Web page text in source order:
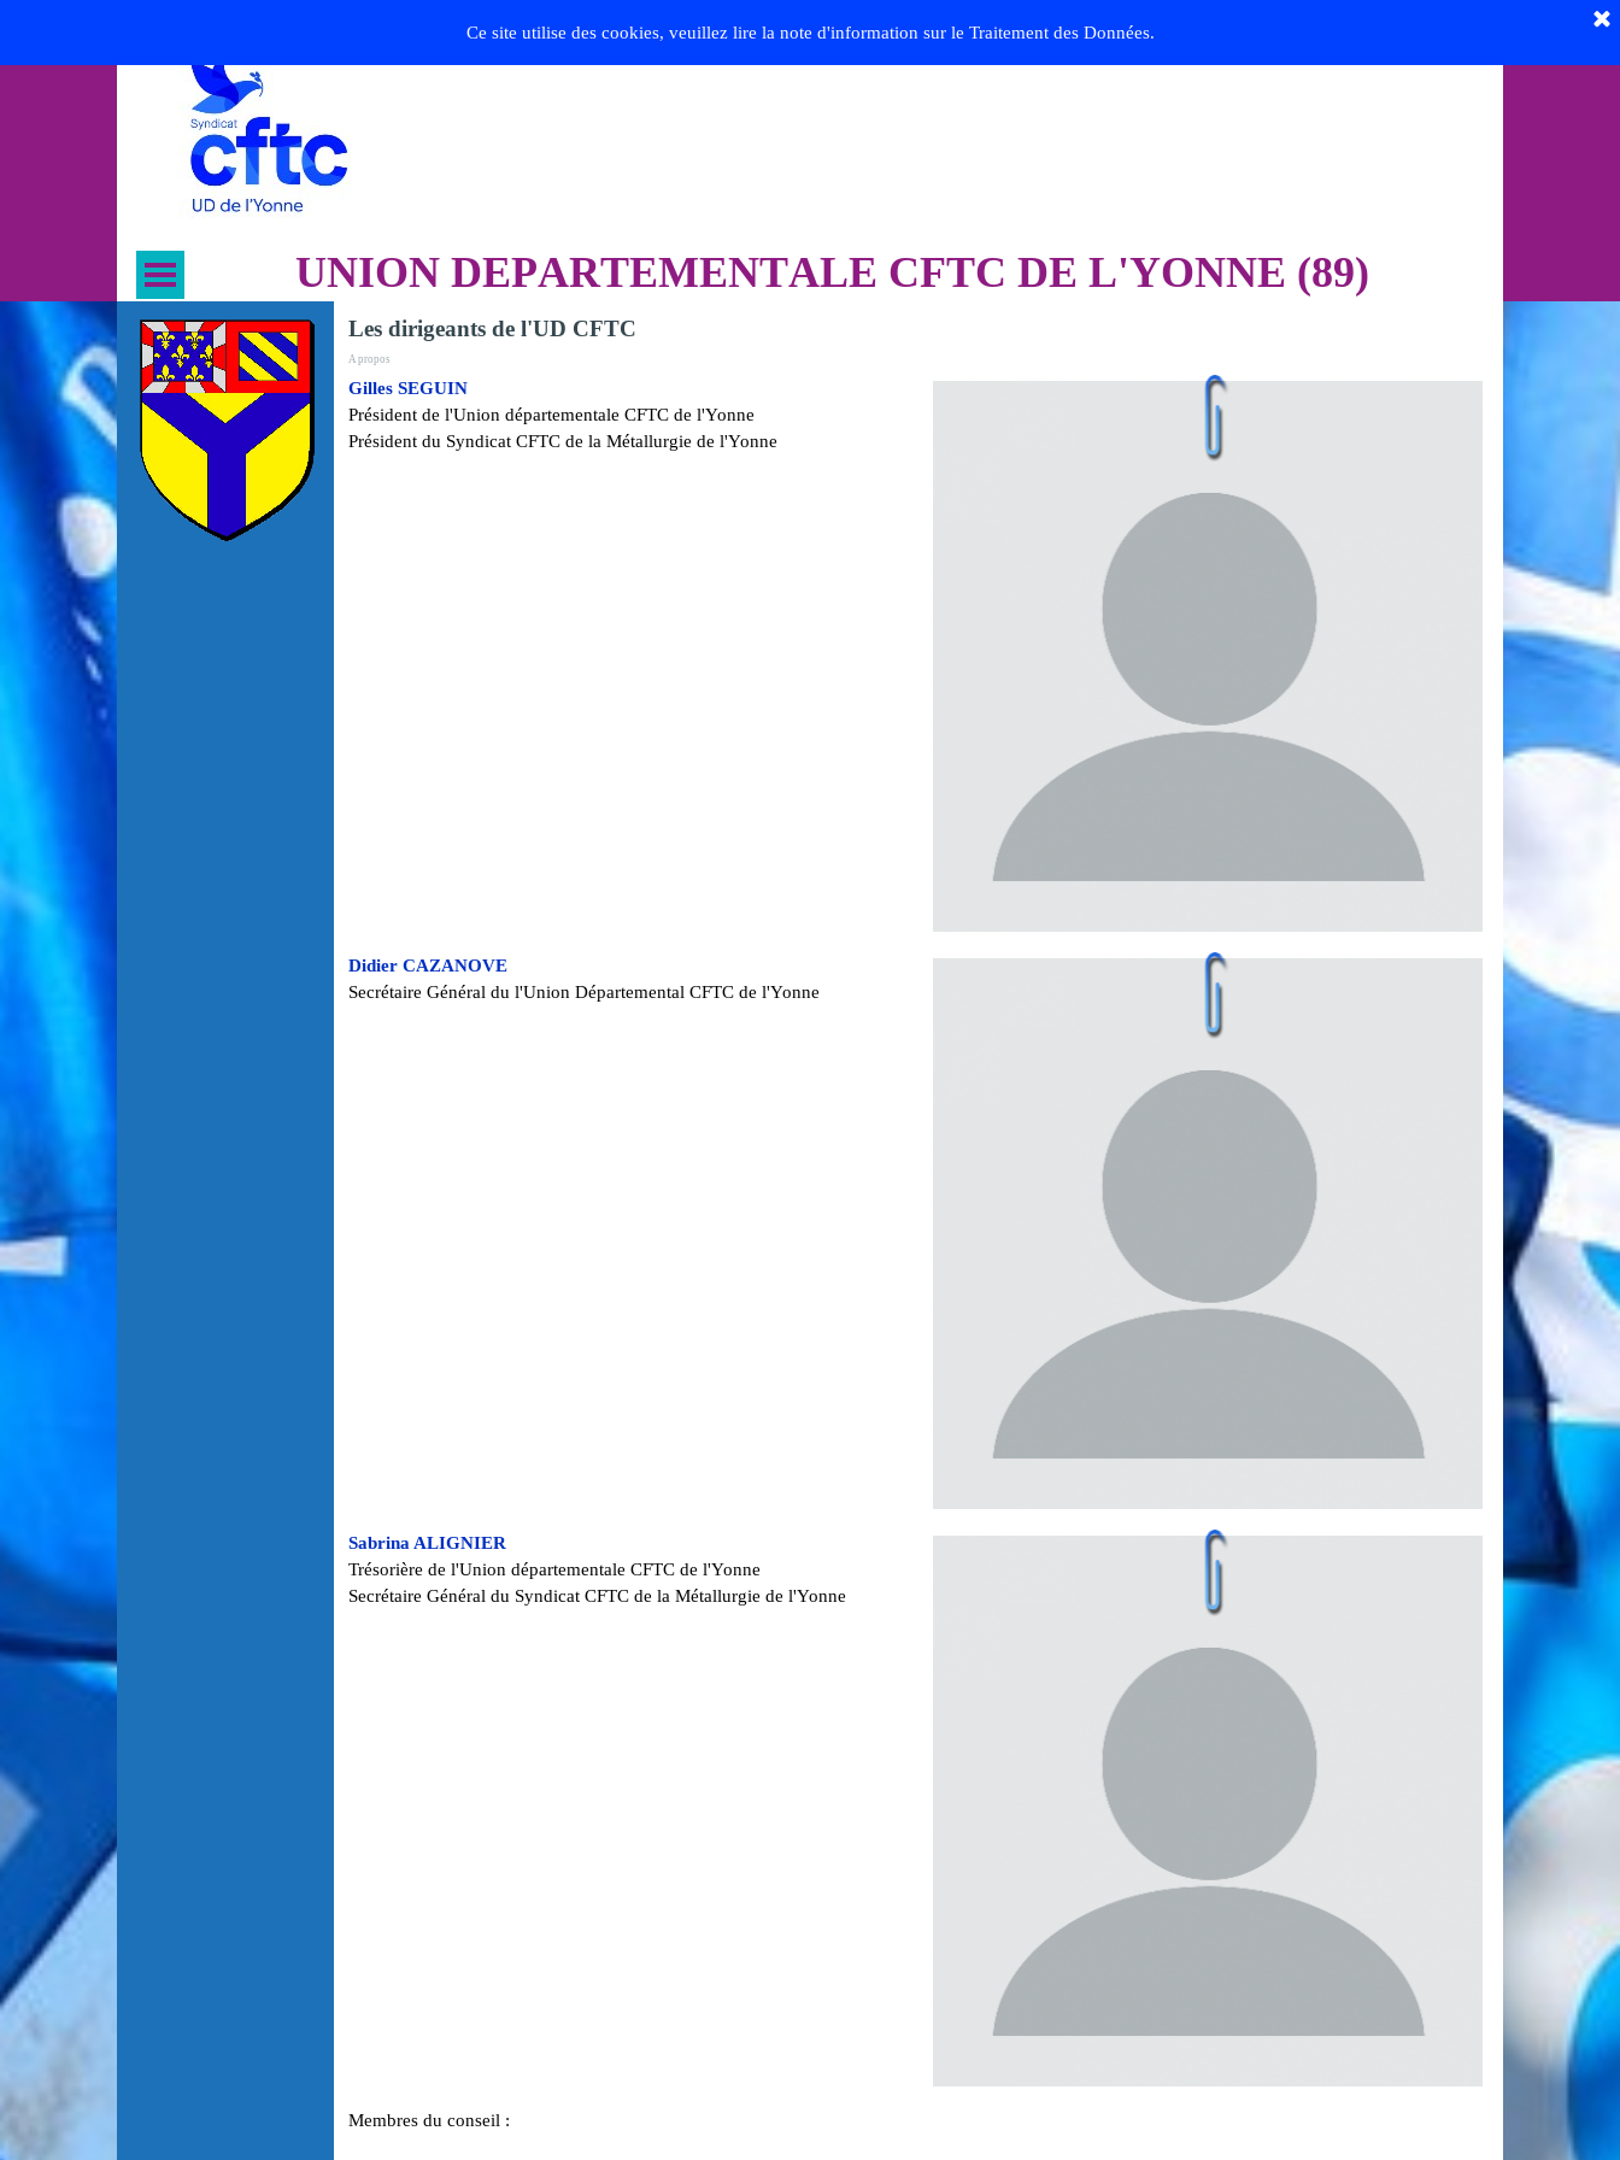
Ce site utilise des cookies, veuillez lire la note d'information sur le Traitement des Données.
UNION DEPARTEMENTALE CFTC DE L'YONNE (89)
Les dirigeants de l'UD CFTC
A propos
Gilles SEGUIN
Président de l'Union départementale CFTC de l'Yonne
Président du Syndicat CFTC de la Métallurgie de l'Yonne
Didier CAZANOVE
Secrétaire Général du l'Union Départemental CFTC de l'Yonne
Sabrina ALIGNIER
Trésorière de l'Union départementale CFTC de l'Yonne
Secrétaire Général du Syndicat CFTC de la Métallurgie de l'Yonne
Membres du conseil :